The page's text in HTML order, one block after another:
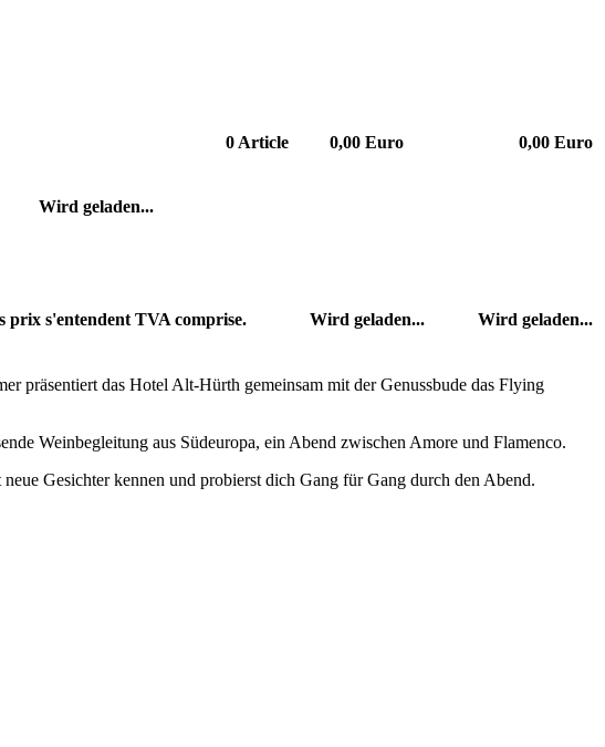
0 Article 0,00 Euro
0,00 Euro
Wird geladen...
prix s'entendent TVA comprise. Wird geladen...
Wird geladen...
präsentiert das Hotel Alt-Hürth gemeinsam mit der Genussbude das Flying
Weinbegleitung aus Südeuropa, ein Abend zwischen Amore und Flamenco.
Gesichter kennen und probierst dich Gang für Gang durch den Abend.